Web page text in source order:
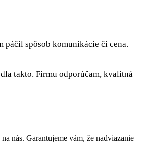
páčil spôsob komunikácie či cena.
takto. Firmu odporúčam, kvalitná
nás. Garantujeme vám, že nadviazanie